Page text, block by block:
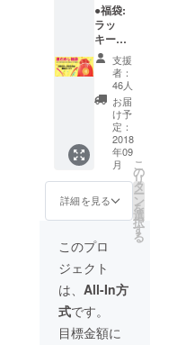
●福袋:
ラッ
キー
3000~5
000円相
当プレ
ゼント
入って!
皆様、
ぜひお
見逃さ
ない
で！
「イヤ
ホン＋
福袋」
です！
●S8
Bluetoo
thイヤ
ホン本
体＋充
電ボッ
クス ●
支援
者：
46人
お届
け予
定：
2018
年09
月
詳細を見る
こ
の
リ
タ
ー
ン
を
選
択
す
る
このプロ
ジェクト
は、 All-In方
式です。
目標金額に